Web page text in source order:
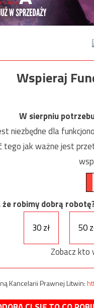
Wspieraj
W sierpniu
niezbędne dla
tego jak ważne jest
że robimy dobrą
30 zł
50
Zobacz kto
Kancelarii Prawnej Litwin: